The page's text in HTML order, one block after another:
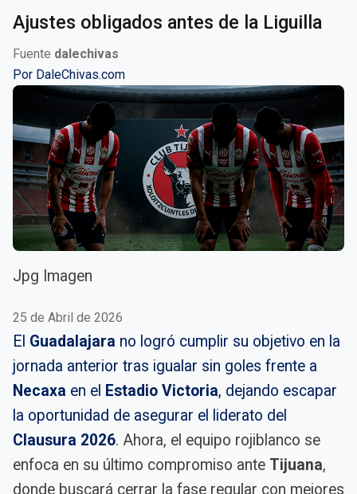
Ajustes obligados antes de la Liguilla
Fuente dalechivas
Por DaleChivas.com
Jpg Imagen
25 de Abril de 2026
El Guadalajara no logró cumplir su objetivo en la
jornada anterior tras igualar sin goles frente a
Necaxa en el Estadio Victoria, dejando escapar
la oportunidad de asegurar el liderato del
Clausura 2026. Ahora, el equipo rojiblanco se
enfoca en su último compromiso ante Tijuana,
donde buscará cerrar la fase regular con mejores